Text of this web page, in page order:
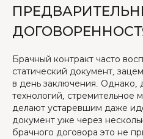
Брачный контракт часто
статический документ,
в день заключения. Однако,
технологий, стремительное
делают устаревшим даже
документ уже через
брачного договора это не